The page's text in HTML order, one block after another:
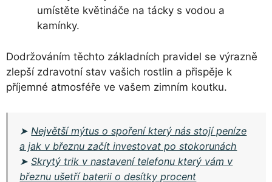
umístěte květináče na tácky s vodou a
kamínky.
Dodržováním těchto základních pravidel se výrazně
zlepší zdravotní stav vašich rostlin a přispěje k
příjemné atmosféře ve vašem zimním koutku.
➤ Největší mýtus o spoření který nás stojí peníze
a jak v březnu začít investovat po stokorunách
➤Skrytý trik v nastavení telefonu který vám v
březnu ušetří baterii o desítky procent